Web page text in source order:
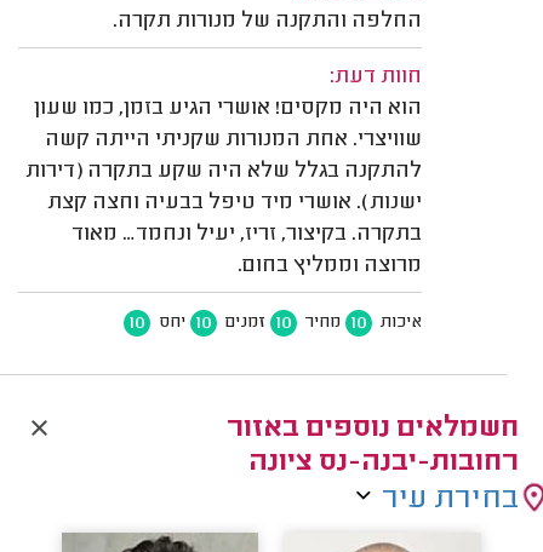
החלפה והתקנה של מנורות תקרה.
חוות דעת:
הוא היה מקסים! אושרי הגיע בזמן, כמו שעון
שוויצרי. אחת המנורות שקניתי הייתה קשה
להתקנה בגלל שלא היה שקע בתקרה (דירות
ישנות). אושרי מיד טיפל בבעיה וחצה קצת
בתקרה. בקיצור, זריז, יעיל ונחמד… מאוד
מרוצה וממליץ בחום.
איכות 10 מחיר 10 זמנים 10 יחס 10
חשמלאים נוספים באזור
רחובות-יבנה-נס ציונה
בחירת עיר